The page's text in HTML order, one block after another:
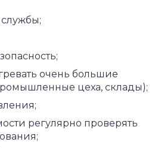
очень большие
цеха, склады);
регулярно проверять